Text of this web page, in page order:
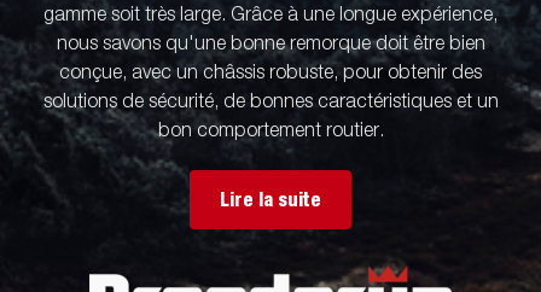
gamme soit très large. Grâce à une longue expérience,
nous savons qu'une bonne remorque doit être bien
conçue, avec un châssis robuste, pour obtenir des
solutions de sécurité, de bonnes caractéristiques et un
bon comportement routier.
Lire la suite